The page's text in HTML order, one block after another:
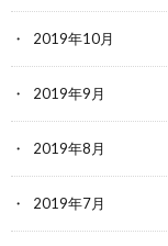
2019年10月
2019年9月
2019年8月
2019年7月